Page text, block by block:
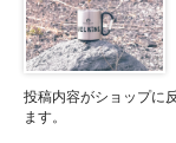
投稿内容がショップに
ます。